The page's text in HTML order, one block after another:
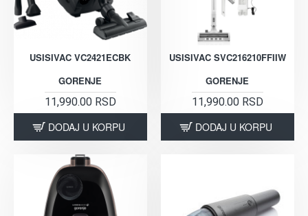
USISIVAC VC2421ECBK
GORENJE
11,990.00 RSD
DODAJ U KORPU
USISIVAC SVC216210FFIIW
GORENJE
11,990.00 RSD
DODAJ U KORPU